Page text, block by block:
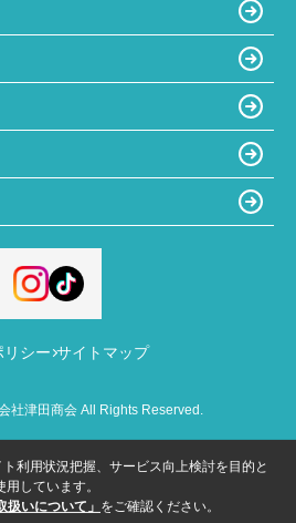
リシー サイトマップ
社津田商会 All Rights Reserved.
利用状況把握、サービス向上検討を目的と
しています。
扱いについて」 をご確認ください。